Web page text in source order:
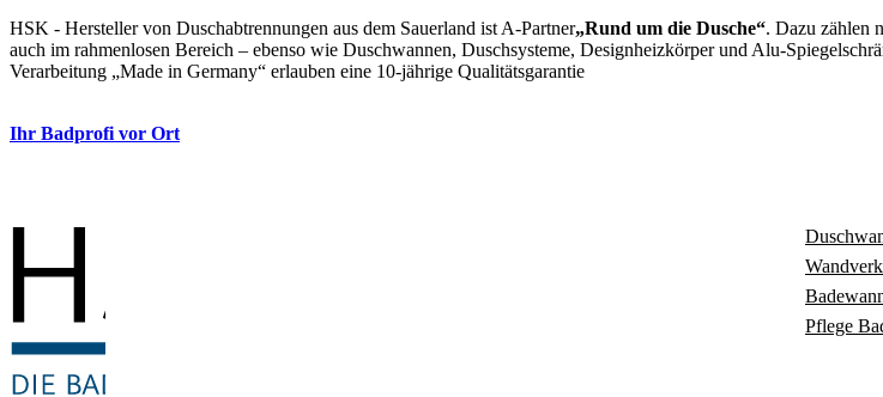
HSK - Hersteller von Duschabtrennungen aus dem Sauerland ist A-Partner„Rund um die Dusche“. Dazu zählen
auch im rahmenlosen Bereich – ebenso wie Duschwannen, Duschsysteme, Designheizkörper und Alu-
Verarbeitung „Made in Germany“ erlauben eine 10-jährige Qualitätsgarantie
Ihr Badprofi vor Ort
Pflege